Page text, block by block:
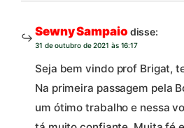
Sewny Sampaio disse:
31 de outubro de 2021 às 16:17
Seja bem vindo prof Brigat,
Na primeira passagem pela
um ótimo trabalho e nessa